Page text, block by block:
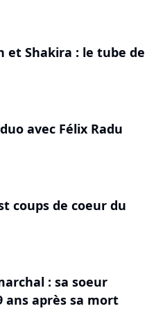
et Shakira : le tube de
avec Félix Radu
coups de coeur du
: sa soeur
ans après sa mort